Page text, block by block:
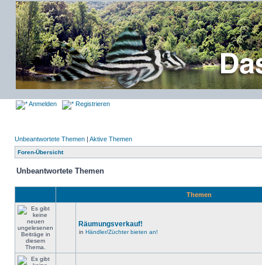
Anmelden Registrieren
Unbeantwortete Themen | Aktive Themen
Foren-Übersicht
Unbeantwortete Themen
Themen
Räumungsverkauf!
in Händler/Züchter bieten an!